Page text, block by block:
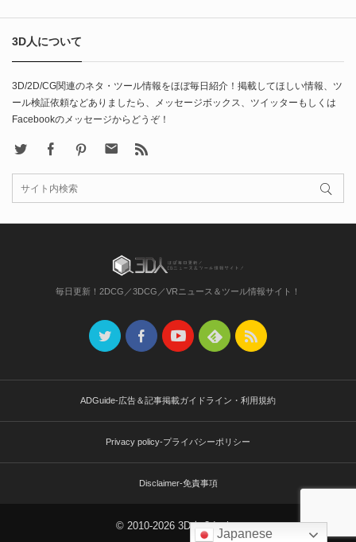
3D人について
3D/2D/CG関連のネタ・ツール情報をほぼ毎日紹介！掲載してほしい情報、ツ
ール検証依頼などありましたら、メッセージボックス、ツイッターもしくは
Facebookのメッセージからどうぞ！
FacebookPinterest Contact
毎日更新！2DCG／3DCG／VRニュース＆ツール情報サイト！
ADGuide-広告＆記事掲載ガイドライン・利用規約
Privacy policy-プライバシーポリシー
Disclaimer-免責事項
© 2010-2026 3D人-3dnchu-
Japanese